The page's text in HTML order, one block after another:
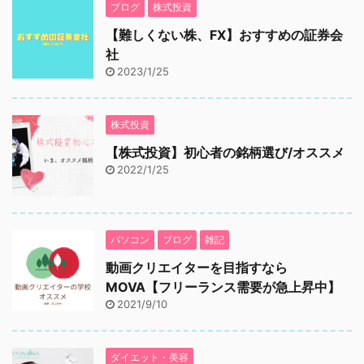
ブログ 株式投資
【難しくない株、FX】おすすめの証券会
社
2023/1/25
株式投資
【株式投資】初心者の銘柄選び/オススメ
2022/1/25
パソコン ブログ 雑記
動画クリエイターを目指すなら
MOVA【フリーランス需要が急上昇中】
2021/9/10
ダイエット・美容